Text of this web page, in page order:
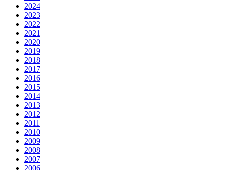
2024
2023
2022
2021
2020
2019
2018
2017
2016
2015
2014
2013
2012
2011
2010
2009
2008
2007